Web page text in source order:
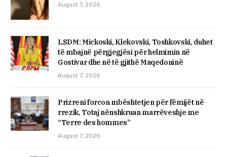
August 7, 2026
LSDM: Mickoski, Klekovski, Toshkovski, duhet
të mbajnë përgjegjësi për helmimin në
Gostivar dhe në të gjithë Maqedoninë
August 7, 2026
Prizreni forcon mbështetjen për fëmijët në
rrezik, Totaj nënshkruan marrëveshje me
“Terre des hommes”
August 7, 2026